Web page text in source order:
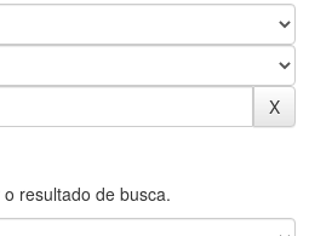
resultado de busca.